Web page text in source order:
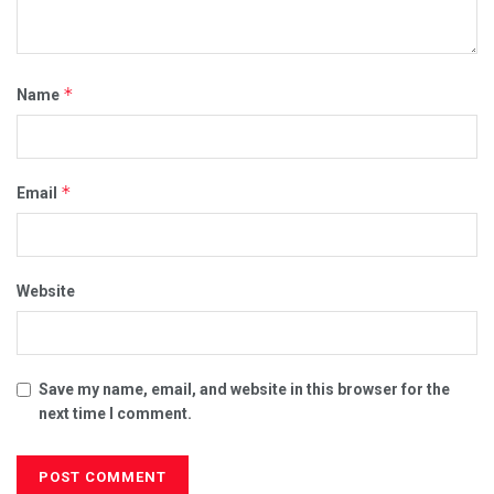
Name *
Email *
Website
Save my name, email, and website in this browser for the
next time I comment.